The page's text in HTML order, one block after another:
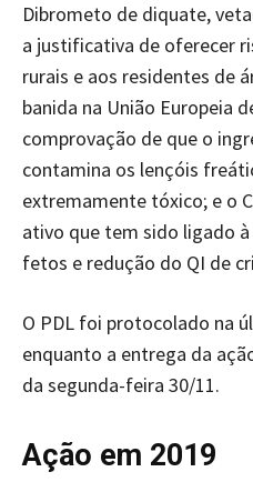
Dibrometo de diquate,
a justificativa de oferecer
rurais e aos residentes de
banida na União Europeia
comprovação de que o
contamina os lençóis
extremamente tóxico; e o
ativo que tem sido ligado
fetos e redução do QI de
O PDL foi protocolado na
enquanto a entrega da
da segunda-feira 30/11.
Ação em 2019